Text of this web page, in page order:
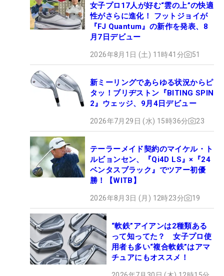
女子プロ17人が好む“雲の上”の快適
性がさらに進化！ フットジョイが
『FJ Quantum』の新作を発表、8
月7日デビュー
2026年8月1日 (土) 11時41分 51
新ミーリングであらゆる状況からピ
タッ！ブリヂストン『BITING SPIN
2』ウェッジ、9月4日デビュー
2026年7月29日 (水) 15時36分 23
テーラーメイド契約のマイケル・ト
ルビョンセン、『Qi4D LS』×『24
ベンタスブラック』でツアー初優
勝！【WITB】
2026年8月3日 (月) 12時23分 19
“軟鉄”アイアンは2種類ある
って知ってた？ 女子プロ使
用者も多い“複合軟鉄”はアマ
チュアにもオススメ！